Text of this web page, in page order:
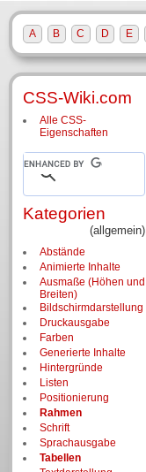
CSS-Wiki.com
Alle CSS-
Eigenschaften
Kategorien
(allgemein)
Abstände
Animierte Inhalte
Ausmaße (Höhen und
Breiten)
Bildschirm­darstellung
Druckausgabe
Farben
Generierte Inhalte
Hintergründe
Listen
Positionierung
Rahmen
Schrift
Sprachausgabe
Tabellen
A B C D E